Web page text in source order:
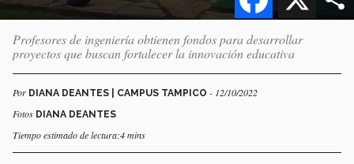
Profesores de ingeniería obtienen fondos para desarrollar
proyectos que buscan fortalecer la innovación educativa
Por DIANA DEANTES | CAMPUS TAMPICO - 12/10/2022
Fotos DIANA DEANTES
Tiempo estimado de lectura:4 mins